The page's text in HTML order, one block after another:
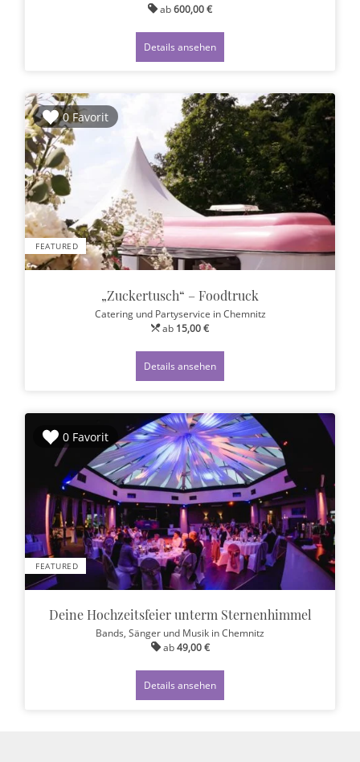
ab600,00 €
Details ansehen
0 Favorit
FEATURED
„Zuckertusch“ – Foodtruck
Catering und Partyservice in Chemnitz
ab 15,00 €
Details ansehen
0 Favorit
FEATURED
Deine Hochzeitsfeier unterm Sternenhimmel
Bands, Sänger und Musik in Chemnitz
ab49,00 €
Details ansehen